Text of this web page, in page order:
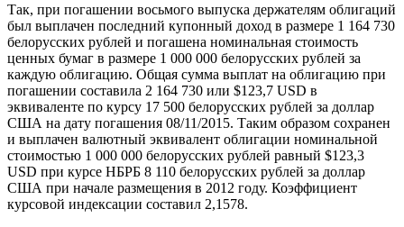
Так, при погашении восьмого выпуска держателям облигаций
был выплачен последний купонный доход в размере 1 164 730
белорусских рублей и погашена номинальная стоимость
ценных бумаг в размере 1 000 000 белорусских рублей за
каждую облигацию. Общая сумма выплат на облигацию при
погашении составила 2 164 730 или $123,7 USD в
эквиваленте по курсу 17 500 белорусских рублей за доллар
США на дату погашения 08/11/2015. Таким образом сохранен
и выплачен валютный эквивалент облигации номинальной
стоимостью 1 000 000 белорусских рублей равный $123,3
USD при курсе НБРБ 8 110 белорусских рублей за доллар
США при начале размещения в 2012 году. Коэффициент
курсовой индексации составил 2,1578.